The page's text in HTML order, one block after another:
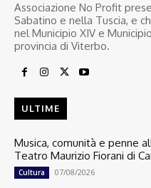
Associazione No Profit
Sabatino e nella Tuscia, e
nel Municipio XIV e
provincia di Viterbo.
ULTIME
Musica, comunità e penne
Teatro Maurizio Fiorani di
Cultura 07/08/2026